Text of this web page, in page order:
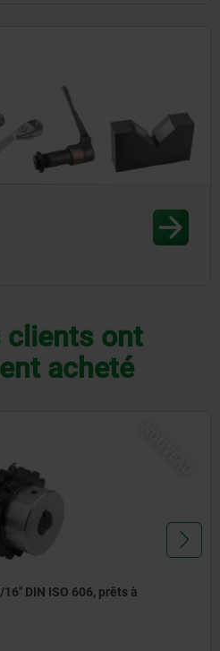
clients ont
acheté
DIN ISO 606, prêts à